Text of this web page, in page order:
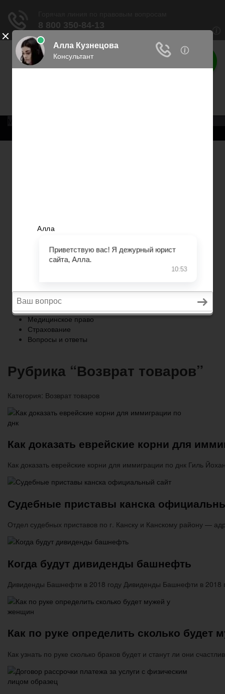
Права россиян
Вопросы и ответы
Главная
Военное право
Трудовое право
Медицинское право
Страхование
Вопросы и ответы
Рубрика “Возврат товаров”
Категория: Возврат товаров
Как доказать еврейские корни для
Как доказать еврейские корни для иммиграции по днк Гиль
Судебные приставы канска
Отдел судебных приставов по г. Канску и Канскому району —
Когда будут дивиденды башнефть
Дивиденды Башнефти в 2018 году Дивиденды Башнефти в
Как по руке определить сколько будет
Как узнать по руке сколько браков будет и станут ли они